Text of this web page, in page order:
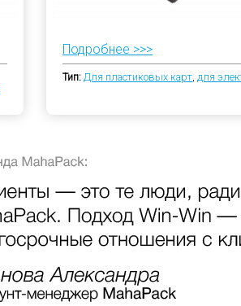
Подробнее >>>
Тип: Для пластиковых карт, для